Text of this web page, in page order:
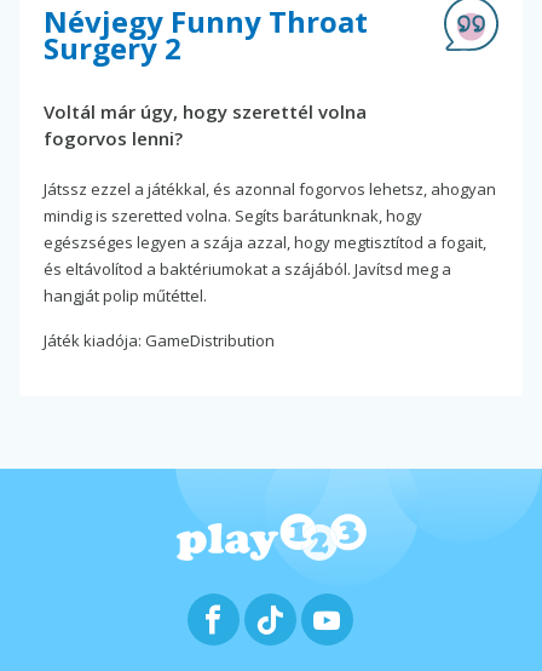
Névjegy Funny Throat
Surgery 2
Voltál már úgy, hogy szerettél volna
fogorvos lenni?
Játssz ezzel a játékkal, és azonnal fogorvos lehetsz, ahogyan
mindig is szeretted volna. Segíts barátunknak, hogy
egészséges legyen a szája azzal, hogy megtisztítod a fogait,
és eltávolítod a baktériumokat a szájából. Javítsd meg a
hangját polip műtéttel.
Játék kiadója: GameDistribution